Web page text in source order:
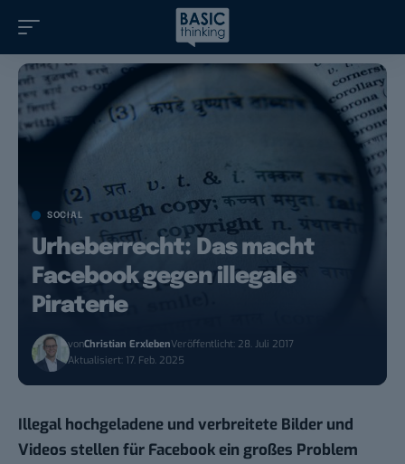
SOCIAL
Urheberrecht: Das macht
Facebook gegen illegale
Piraterie
vonChristian ErxlebenVeröffentlicht: 28. Juli 2017
Aktualisiert: 17. Feb. 2025
Illegal hochgeladene und verbreitete Bilder und
Videos stellen für Facebook ein großes Problem